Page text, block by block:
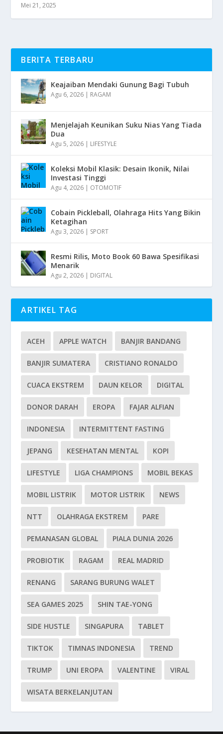
Mei 21, 2025
BERITA TERBARU
Keajaiban Mendaki Gunung Bagi Tubuh
Agu 6, 2026 | RAGAM
Menjelajah Keunikan Suku Nias Yang Tiada
Dua
Agu 5, 2026 | LIFESTYLE
Koleksi Mobil Klasik: Desain Ikonik, Nilai
Investasi Tinggi
Agu 4, 2026 | OTOMOTIF
Cobain Pickleball, Olahraga Hits Yang Bikin
Ketagihan
Agu 3, 2026 | SPORT
Resmi Rilis, Moto Book 60 Bawa Spesifikasi
Menarik
Agu 2, 2026 | DIGITAL
ARTIKEL TAG
ACEH APPLE WATCH BANJIR BANDANG
BANJIR SUMATERA CRISTIANO RONALDO
CUACA EKSTREM DAUN KELOR DIGITAL
DONOR DARAH EROPA FAJAR ALFIAN
INDONESIA INTERMITTENT FASTING
JEPANG KESEHATAN MENTAL KOPI
LIFESTYLE LIGA CHAMPIONS MOBIL BEKAS
MOBIL LISTRIK MOTOR LISTRIK NEWS
NTT OLAHRAGA EKSTREM PARE
PEMANASAN GLOBAL PIALA DUNIA 2026
PROBIOTIK RAGAM REAL MADRID
RENANG SARANG BURUNG WALET
SEA GAMES 2025 SHIN TAE-YONG
SIDE HUSTLE SINGAPURA TABLET
TIKTOK TIMNAS INDONESIA TREND
TRUMP UNI EROPA VALENTINE VIRAL
WISATA BERKELANJUTAN